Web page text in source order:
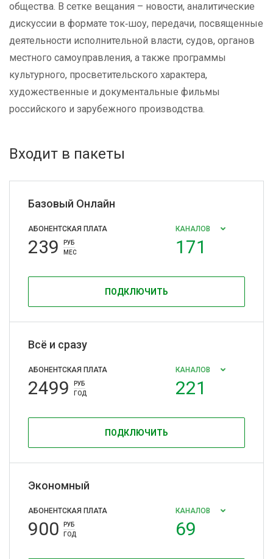
общества. В сетке вещания – новости, аналитические
дискуссии в формате ток‑шоу, передачи, посвященные
деятельности исполнительной власти, судов, органов
местного самоуправления, а также программы
культурного, просветительского характера,
художественные и документальные фильмы
российского и зарубежного производства.
Входит в пакеты
Базовый Онлайн
АБОНЕНТСКАЯ ПЛАТА
239
РУБ
МЕС
КАНАЛОВ
171
ПОДКЛЮЧИТЬ
Всё и сразу
АБОНЕНТСКАЯ ПЛАТА
2499
РУБ
ГОД
КАНАЛОВ
221
ПОДКЛЮЧИТЬ
Экономный
АБОНЕНТСКАЯ ПЛАТА
900
РУБ
ГОД
КАНАЛОВ
69